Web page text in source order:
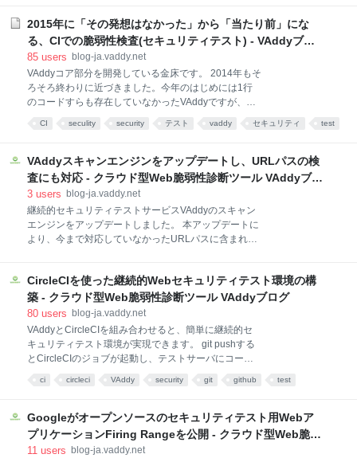
りましたが、アップロードしたスライドではある程度
補足しています。 継続的セキュリティテストのコンセ
プトでVAddyを開発・運用していますが、世界でも同
たり、カーネギーメロン大のブログで提唱されていた
りと、あと数年もすると大きなトレンドになるのは確
実です。 継続的セキュリティテストが普及するために
は、専門知識不要で簡単に使えて、検査精度が高く、
2015年に「その発想はなかった」から「当たり前」にな
る、CIでの脆弱性検査(セキュリティテスト) - VAddyブロ
グ - 継続的セキュリティテストへの道 -
85 users blog-ja.vaddy.net
VAddyコア部分を開発している金床です。 2014年もそ
ろそろ終わりに近づきました。今年のはじめには1行
のコードすらも存在していなかったVAddyですが、春
在は無事にJenkinsプラグインまで完成し、当時イメー
ます。実案件に組み込む例も出てきており、振り返っ
てみれば2014年は非常に手応えを感じた年にすること
ができました。 CIは広く普及し始めています。基本的
で、デプロイ時の心理的、または実際の負荷を下げる
ために利用されていると思います。 VAddyはCIのサイ
クルの中でSQLインジェクションやクロスサイトスク
ョンの脆弱性診断を行うためのサービスです。 私が
VAddyのアイデア(CIに組み込むため
CI seculity security テスト vaddy セキュリティ test
VAddyスキャンエンジンをアップデートし、URLパスの検
査にも対応 - クラウド型Web脆弱性診断ツール VAddyブロ
グ
3 users blog-ja.vaddy.net
継続的セキュリティテストサービスVAddyのスキャン
エンジンをアップデートしました。 本アップデートに
より、今まで対応していなかったURLパスに含まれる
SQLインジェクションやXSSの検査を行っていまし
た。 最近のWebアプリケーションフレームワークを使
ったサイトでは、/item/99のようなセマンティック
URLのパターンが多くなったこともあり、URLパスに
含まれるパラメータも検査対象とすることにしまし
た。 URLパスの検査を追加すると、検査パターン数が
したがってOWASP ZAPのような検査ツールではオプ
ンティックURLのパターンを自動判別し、効率的な検
査を実現することで、実行
CircleCIを使った継続的Webセキュリティテスト環境の構
築 - クラウド型Web脆弱性診断ツール VAddyブログ
80 users blog-ja.vaddy.net
VAddyとCircleCIを組み合わせると、簡単に継続的セ
キュリティテスト環境が実現できます。 git pushする
とCircleCIのジョブが起動し、テストサーバにコード
Webの脆弱性検査を実施します。 今回は、 git push ->
Deploy(Production) という流れで解説します。 Unit
testが失敗した場合は後続の処理は行われませんし、
VAddy testが失敗した場合も本番にコードがデプロイ
ci circleci VAddy security git github test
Googleがオープンソースのセキュリティテスト用Webア
プリケーションFiring Rangeを公開 - クラウド型Web脆弱
性診断ツール VAddyブログ
11 users blog-ja.vaddy.net